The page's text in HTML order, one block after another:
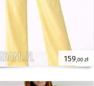
159,00 zł